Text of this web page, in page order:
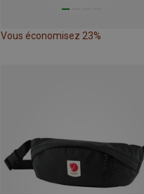
Vous économisez 23%